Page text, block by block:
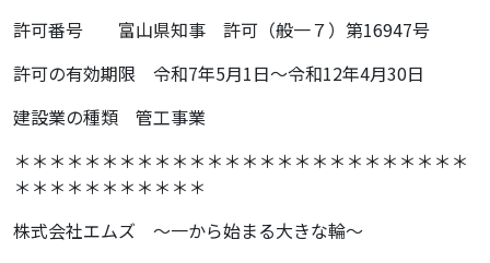
許可番号 富山県知事 許可（般一７）第16947号
許可の有効期限 令和7年5月1日～令和12年4月30日
建設業の種類 管工事業
＊＊＊＊＊＊＊＊＊＊＊＊＊＊＊＊＊＊＊＊＊＊＊＊＊＊
＊＊＊＊＊＊＊＊＊＊＊
株式会社エムズ ～一から始まる大きな輪～